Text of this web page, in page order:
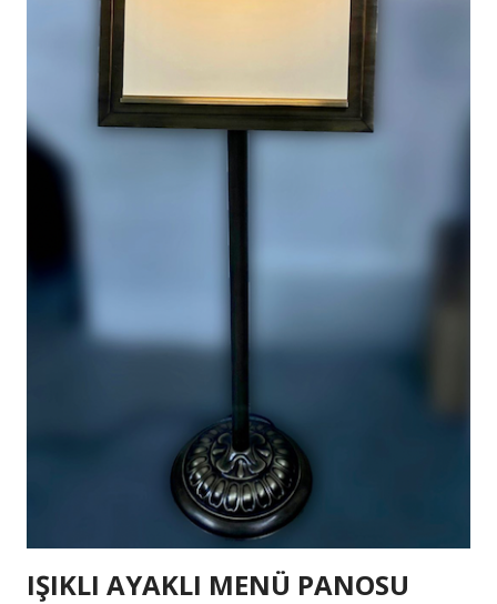
IŞIKLI AYAKLI MENÜ PANOSU